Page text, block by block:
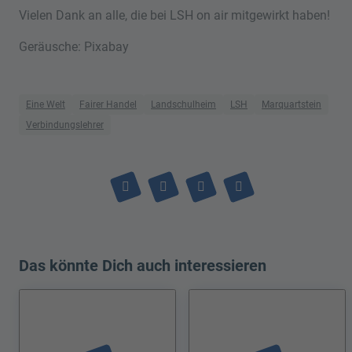
Vielen Dank an alle, die bei LSH on air mitgewirkt haben!
Geräusche: Pixabay
Eine Welt Fairer Handel Landschulheim LSH
Marquartstein
Verbindungslehrer
Das könnte Dich auch interessieren